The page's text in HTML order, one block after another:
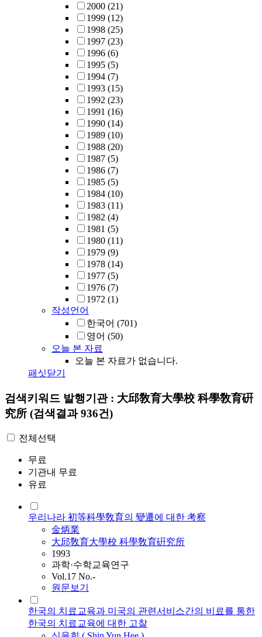
2000 (21)
1999 (12)
1998 (25)
1997 (23)
1996 (6)
1995 (5)
1994 (7)
1993 (15)
1992 (23)
1991 (16)
1990 (14)
1989 (10)
1988 (20)
1987 (5)
1986 (7)
1985 (5)
1984 (10)
1983 (11)
1982 (4)
1981 (5)
1980 (11)
1979 (9)
1978 (14)
1977 (5)
1976 (7)
1972 (1)
작성언어
한국어 (701)
영어 (50)
오늘 본 자료
오늘 본 자료가 없습니다.
패싯닫기
검색키워드 발행기관 : 大邱敎育大學校 科學敎育硏
究所 (검색결과 936건)
전체선택
무료
기관내 무료
유료
우리나라 初等科學敎育의 變遷에 대한 考察
金炳業
大邱敎育大學校 科學敎育硏究所
1993
과학·수학교육연구
Vol.17 No.-
원문보기
한국의 치료교육과 미국의 관련서비스간의 비료를 통한
한국의 치료교육에 대한 고찰